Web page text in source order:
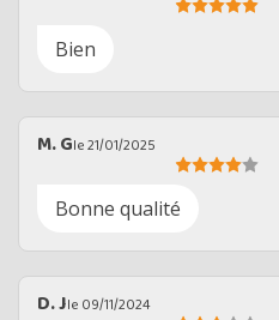
Bien
M. Gle 21/01/2025
Bonne qualité
D. Jle 09/11/2024